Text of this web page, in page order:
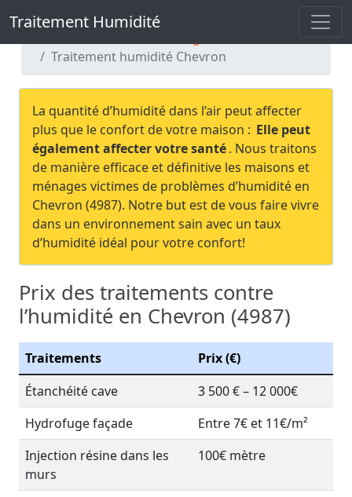
Traitement Humidité
Traitement Humidité
Traitement humidité Chevron
La quantité d’humidité dans l’air peut affecter
plus que le confort de votre maison : Elle peut
également affecter votre santé. Nous traitons
de manière efficace et définitive les maisons et
ménages victimes de problèmes d’humidité en
Chevron (4987). Notre but est de vous faire vivre
dans un environnement sain avec un taux
d’humidité idéal pour votre confort!
Prix des traitements contre
l’humidité en Chevron (4987)
Traitements
Prix (€)
Étanchéité cave
3 500 € – 12 000€
Hydrofuge façade
Entre 7€ et 11€/m²
Injection résine dans les
murs
100€ mètre